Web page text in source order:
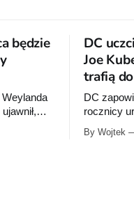
będzie
Weylanda
DC
Joe
trafią
DC
rocznicy
By Wojtek